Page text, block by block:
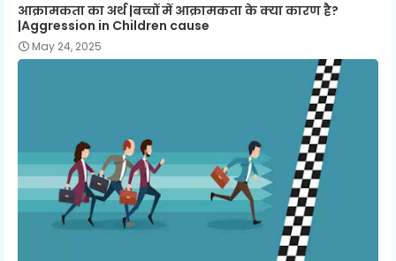
आक्रामकता का अर्थ |बच्चों में आक्रामकता के क्या कारण है?
|Aggression in Children cause
May 24, 2025